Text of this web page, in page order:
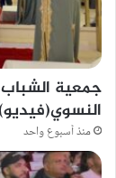
جمعية
منذ أسبوع واحد